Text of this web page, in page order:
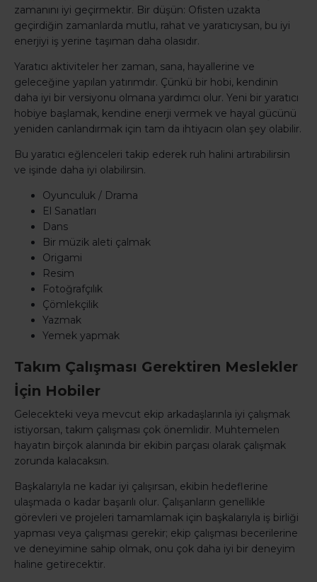
zamanını iyi geçirmektir. Bir düşün: Ofisten uzakta
geçirdiğin zamanlarda mutlu, rahat ve yaratıcıysan, bu iyi
enerjiyi iş yerine taşıman daha olasıdır.
Yaratıcı aktiviteler her zaman, sana, hayallerine ve
geleceğine yapılan yatırımdır. Çünkü bir hobi, kendinin
daha iyi bir versiyonu olmana yardımcı olur. Yeni bir yaratıcı
hobiye başlamak, kendine enerji vermek ve hayal gücünü
yeniden canlandırmak için tam da ihtiyacın olan şey olabilir.
Bu yaratıcı eğlenceleri takip ederek ruh halini artırabilirsin
ve işinde daha iyi olabilirsin.
Oyunculuk / Drama
El Sanatları
Dans
Bir müzik aleti çalmak
Origami
Resim
Fotoğrafçılık
Çömlekçilik
Yazmak
Yemek yapmak
Takım Çalışması Gerektiren Meslekler
İçin Hobiler
Gelecekteki veya mevcut ekip arkadaşlarınla iyi çalışmak
istiyorsan, takım çalışması çok önemlidir. Muhtemelen
hayatın birçok alanında bir ekibin parçası olarak çalışmak
zorunda kalacaksın.
Başkalarıyla ne kadar iyi çalışırsan, ekibin hedeflerine
ulaşmada o kadar başarılı olur. Çalışanların genellikle
görevleri ve projeleri tamamlamak için başkalarıyla iş birliği
yapması veya çalışması gerekir; ekip çalışması becerilerine
ve deneyimine sahip olmak, onu çok daha iyi bir deneyim
haline getirecektir.